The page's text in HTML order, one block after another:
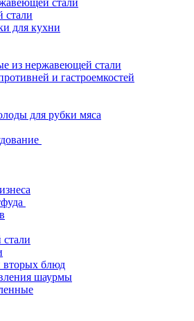
стали
стали
для кухни
из нержавеющей стали
и гастроемкостей
для рубки мяса
блюд
шаурмы